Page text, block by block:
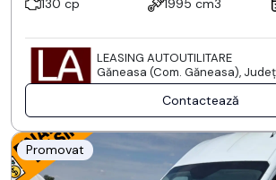
130 cp
1995 cm3
LEASING AUTOUTILITARE
Găneasa (Com. Găneasa),
Contactează
Promovat